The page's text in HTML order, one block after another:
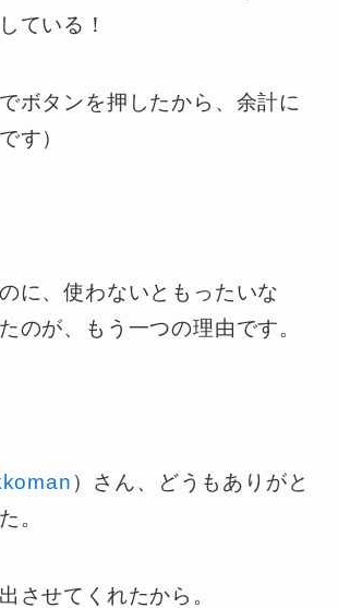
ている！
ボタンを押したから、余計に
す）
に、使わないともったいな
のが、もう一つの理由です。
）さん、どうもありがと
。
させてくれたから。